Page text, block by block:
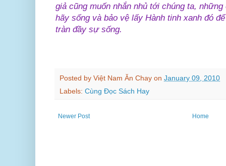
giả cũng muốn nhắn nhủ tới chúng ta,
hãy sống và bảo vệ lấy Hành tinh xanh đó
tràn đầy sự sống.
Posted by Việt Nam Ăn Chay on January 09, 2010
Labels: Cùng Đọc Sách Hay
Newer Post Home